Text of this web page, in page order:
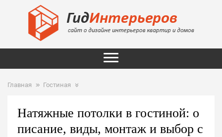
Главная Гостиная
Натяжные потолки в гостиной: о
писание, виды, монтаж и выбор с